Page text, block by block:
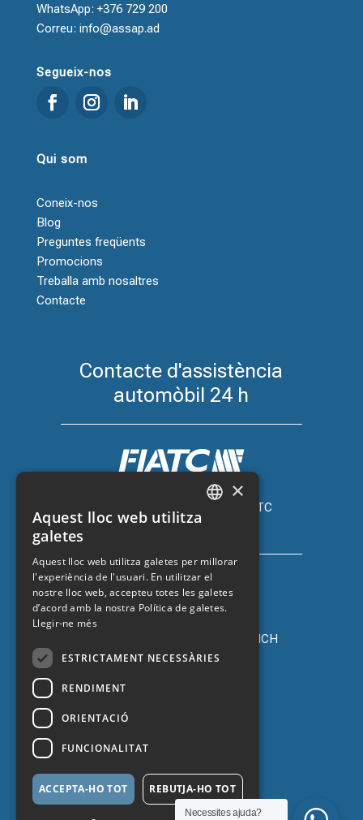
WhatsApp: +376 729 200
Correu: info@assap.ad
Segueix-nos
Qui som
Coneix-nos
Blog
Preguntes freqüents
Promocions
Treballa amb nosaltres
Contacte
Contacte d'assistència
automòbil 24 h
Assegurança de cotxe amb FIATC
+34 918 66 98 06
Assegurança de cotxe amb ZURICH
+34 932 67 10 40
Protecció de dades
Necessites ajuda?
ENGLISH
FRENCH
×
Aquest lloc web utilitza
galetes
Aquest lloc web utilitza galetes per millorar
l'experiència de l'usuari. En utilitzar el
nostre lloc web, accepteu totes les galetes
d’acord amb la nostra Política de galetes.
Llegir-ne més
ESTRICTAMENT NECESSÀRIES
RENDIMENT
ORIENTACIÓ
FUNCIONALITAT
ACCEPTA-HO TOT REBUTJA-HO TOT